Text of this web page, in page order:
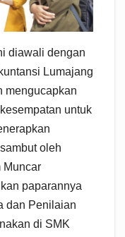
diawali dengan
Lumajang
mengucapkan
untuk
oleh
Muncar
paparannya
dan Penilaian
di SMK